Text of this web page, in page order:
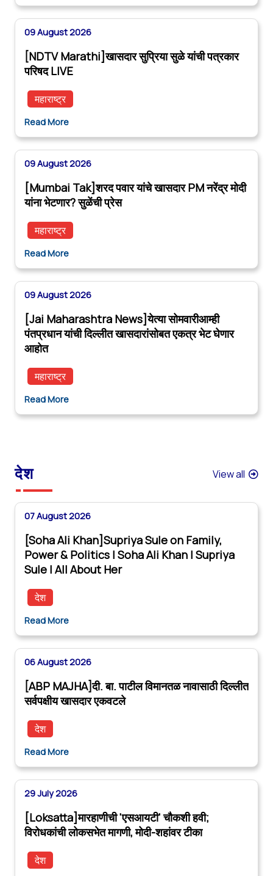
09 August 2026
[NDTV Marathi]खासदार सुप्रिया सुळे यांची पत्रकार
परिषद LIVE
महाराष्ट्र
Read More
09 August 2026
[Mumbai Tak]शरद पवार यांचे खासदार PM नरेंद्र मोदी
यांना भेटणार? सुळेंची प्रेस
महाराष्ट्र
Read More
09 August 2026
[Jai Maharashtra News]येत्या सोमवारीआम्ही
पंतप्रधान यांची दिल्लीत खासदारांसोबत एकत्र भेट घेणार
आहोत
महाराष्ट्र
Read More
देश View all
07 August 2026
[Soha Ali Khan]Supriya Sule on Family,
Power & Politics | Soha Ali Khan | Supriya
Sule | All About Her
देश
Read More
06 August 2026
[ABP MAJHA]दी. बा. पाटील विमानतळ नावासाठी दिल्लीत
सर्वपक्षीय खासदार एकवटले
देश
Read More
29 July 2026
[Loksatta]मारहाणीची 'एसआयटी' चौकशी हवी;
विरोधकांची लोकसभेत मागणी, मोदी-शहांवर टीका
देश